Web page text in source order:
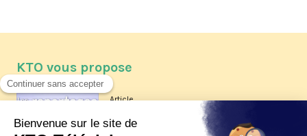
KTO vous propose
Article
Les reportages d'été 2026 de KTO